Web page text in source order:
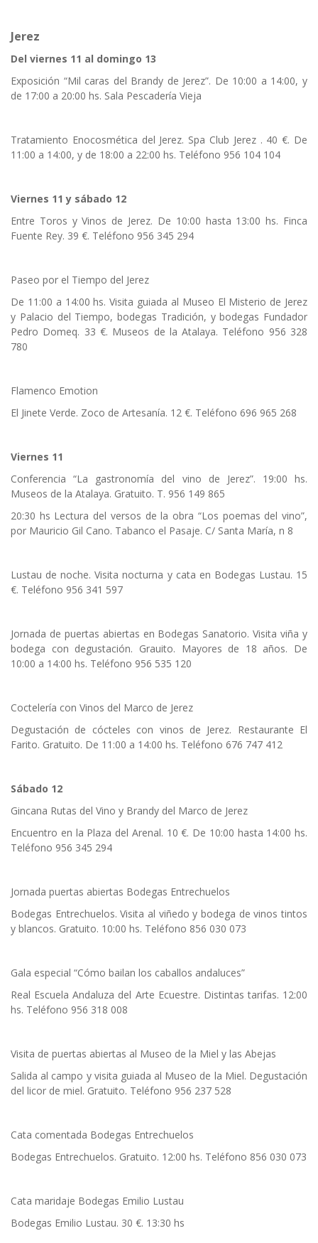
Jerez
Del viernes 11 al domingo 13
Exposición “Mil caras del Brandy de Jerez”. De 10:00 a 14:00, y
de 17:00 a 20:00 hs. Sala Pescadería Vieja
Tratamiento Enocosmética del Jerez. Spa Club Jerez . 40 €. De
11:00 a 14:00, y de 18:00 a 22:00 hs. Teléfono 956 104 104
Viernes 11 y sábado 12
Entre Toros y Vinos de Jerez. De 10:00 hasta 13:00 hs. Finca
Fuente Rey. 39 €. Teléfono 956 345 294
Paseo por el Tiempo del Jerez
De 11:00 a 14:00 hs. Visita guiada al Museo El Misterio de Jerez
y Palacio del Tiempo, bodegas Tradición, y bodegas Fundador
Pedro Domeq. 33 €. Museos de la Atalaya. Teléfono 956 328
780
Flamenco Emotion
El Jinete Verde. Zoco de Artesanía. 12 €. Teléfono 696 965 268
Viernes 11
Conferencia “La gastronomía del vino de Jerez”. 19:00 hs.
Museos de la Atalaya. Gratuito. T. 956 149 865
20:30 hs Lectura del versos de la obra “Los poemas del vino”,
por Mauricio Gil Cano. Tabanco el Pasaje. C/ Santa María, n 8
Lustau de noche. Visita nocturna y cata en Bodegas Lustau. 15
€. Teléfono 956 341 597
Jornada de puertas abiertas en Bodegas Sanatorio. Visita viña y
bodega con degustación. Grauito. Mayores de 18 años. De
10:00 a 14:00 hs. Teléfono 956 535 120
Coctelería con Vinos del Marco de Jerez
Degustación de cócteles con vinos de Jerez. Restaurante El
Farito. Gratuito. De 11:00 a 14:00 hs. Teléfono 676 747 412
Sábado 12
Gincana Rutas del Vino y Brandy del Marco de Jerez
Encuentro en la Plaza del Arenal. 10 €. De 10:00 hasta 14:00 hs.
Teléfono 956 345 294
Jornada puertas abiertas Bodegas Entrechuelos
Bodegas Entrechuelos. Visita al viñedo y bodega de vinos tintos
y blancos. Gratuito. 10:00 hs. Teléfono 856 030 073
Gala especial “Cómo bailan los caballos andaluces”
Real Escuela Andaluza del Arte Ecuestre. Distintas tarifas. 12:00
hs. Teléfono 956 318 008
Visita de puertas abiertas al Museo de la Miel y las Abejas
Salida al campo y visita guiada al Museo de la Miel. Degustación
del licor de miel. Gratuito. Teléfono 956 237 528
Cata comentada Bodegas Entrechuelos
Bodegas Entrechuelos. Gratuito. 12:00 hs. Teléfono 856 030 073
Cata maridaje Bodegas Emilio Lustau
Bodegas Emilio Lustau. 30 €. 13:30 hs